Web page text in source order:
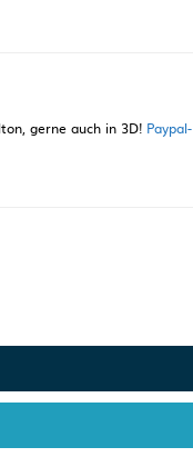
gerne auch in 3D! Paypal-